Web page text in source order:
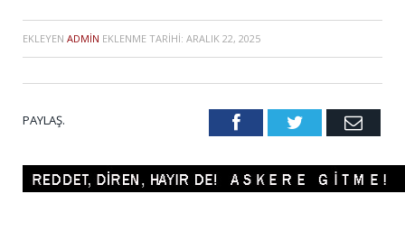
EKLEYEN ADMIN EKLENME TARIHI: ARALIK 22, 2025
PAYLAŞ. FacebookTwitter Email